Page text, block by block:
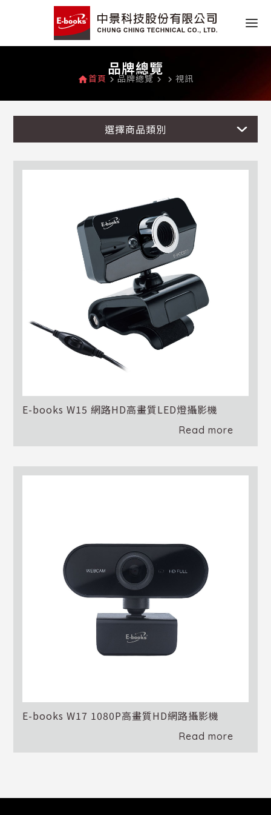
品牌總覽
home首頁 navigate_next 品牌總覽 navigate_next navigate_next 視訊
選擇商品類別
E-books W15 網路HD高畫質LED燈攝影機
Read more
E-books W17 1080P高畫質HD網路攝影機
Read more